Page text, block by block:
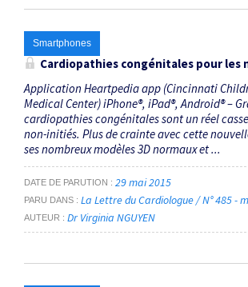
Smartphones
Cardiopathies congénitales pour les
Application Heartpedia app (Cincinnati
Medical Center) iPhone®, iPad®, Android® –
cardiopathies congénitales sont un réel
non-initiés. Plus de crainte avec cette
ses nombreux modèles 3D normaux et ...
DATE DE PARUTION 29 mai 2015
PARU DANS La Lettre du Cardiologue / N° 485 -
AUTEUR Dr Virginia NGUYEN